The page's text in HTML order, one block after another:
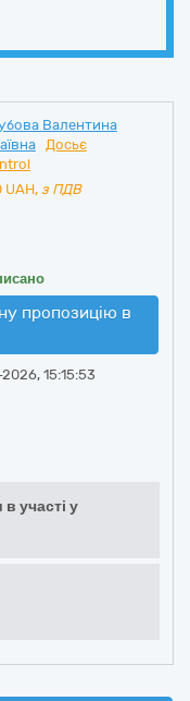
Валентина
Досьє
UAH, з ПДВ
пропозицію в
15:15:53
участі у